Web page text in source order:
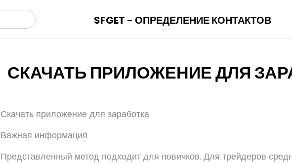
SFGET - ОПРЕДЕЛЕНИЕ КОНТАКТОВ
СКАЧАТЬ ПРИЛОЖЕНИЕ ДЛЯ
Скачать приложение для заработка
Важная информация
Представленный метод подходит для новичков. Для трейдеров